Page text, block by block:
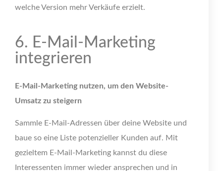
welche Version mehr Verkäufe erzielt.
6. E-Mail-Marketing
integrieren
E-Mail-Marketing nutzen, um den Website-
Umsatz zu steigern
Sammle E-Mail-Adressen über deine Website und
baue so eine Liste potenzieller Kunden auf. Mit
gezieltem E-Mail-Marketing kannst du diese
Interessenten immer wieder ansprechen und in